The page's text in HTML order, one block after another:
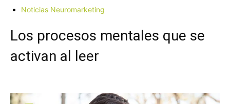
Noticias Neuromarketing
Los procesos mentales que se
activan al leer